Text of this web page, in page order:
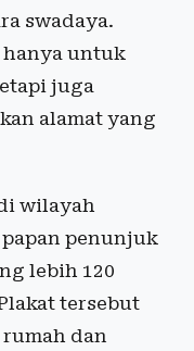
swadaya.
untuk
juga
alamat yang
wilayah
penunjuk
lebih 120
tersebut
dan